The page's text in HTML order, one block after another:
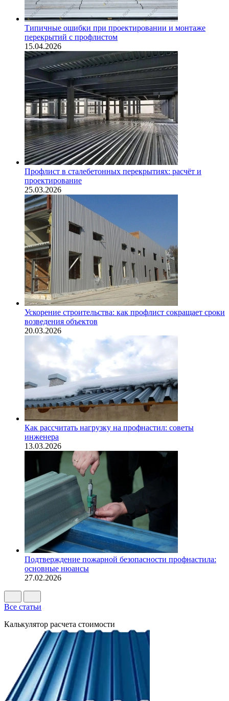
Типичные ошибки при проектировании и монтаже
перекрытий с профлистом
15.04.2026
Профлист в сталебетонных перекрытиях: расчёт и
проектирование
25.03.2026
Ускорение строительства: как профлист сокращает сроки
возведения объектов
20.03.2026
Как рассчитать нагрузку на профнастил: советы
инженера
13.03.2026
Подтверждение пожарной безопасности профнастила:
основные нюансы
27.02.2026
Все статьи
Калькулятор расчета стоимости